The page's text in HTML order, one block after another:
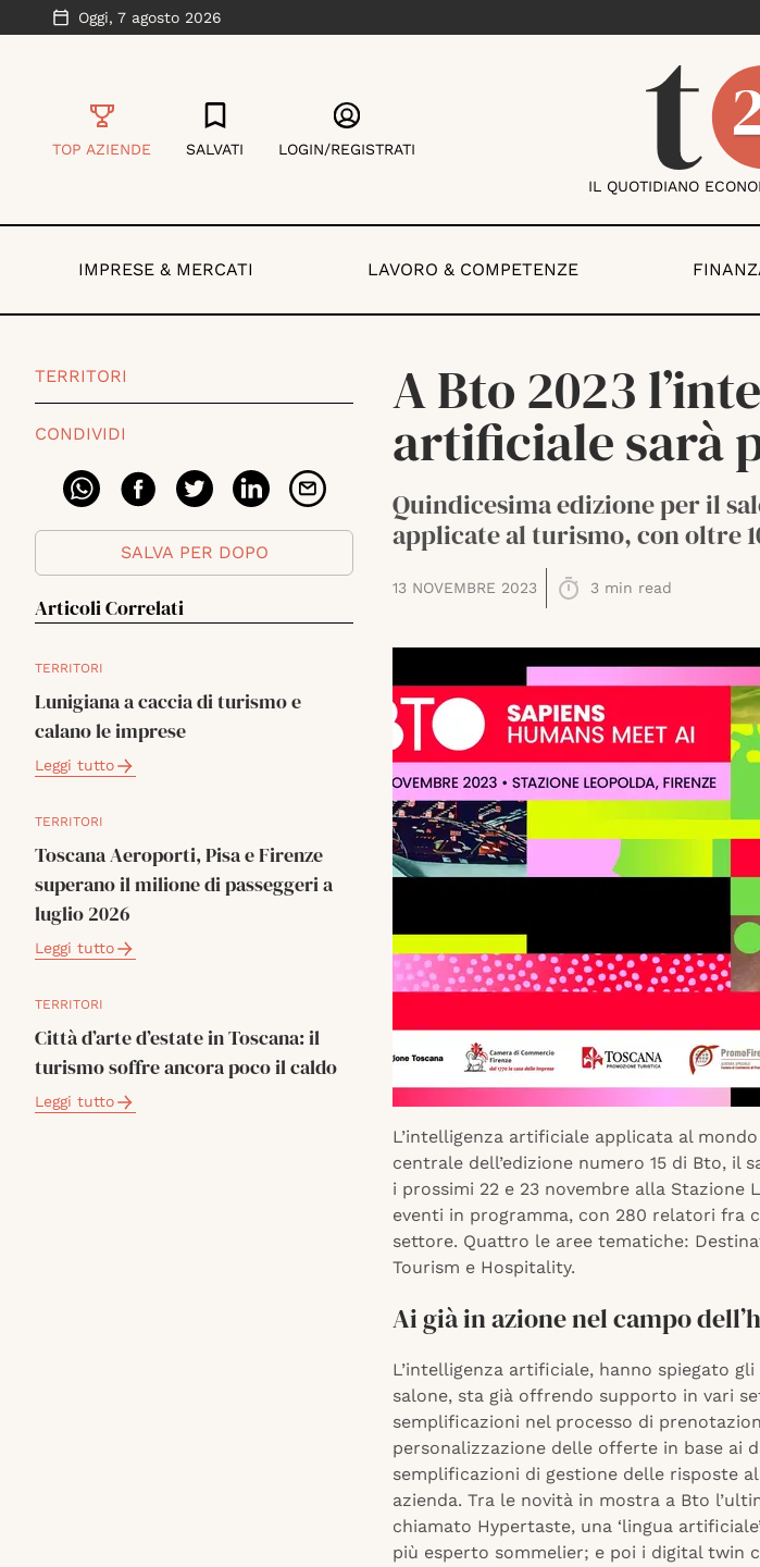
Oggi, 7 agosto 2026
TOP AZIENDE SALVATI LOGIN/REGISTRATI
IL QUOTIDIANO
IMPRESE & MERCATI LAVORO & COMPETENZE
TERRITORI
CONDIVIDI
SALVA PER DOPO
Articoli Correlati
TERRITORI
Lunigiana a caccia di turismo e
calano le imprese
Leggi tutto
TERRITORI
Toscana Aeroporti, Pisa e Firenze
superano il milione di passeggeri a
luglio 2026
Leggi tutto
TERRITORI
Città d’arte d’estate in Toscana: il
turismo soffre ancora poco il caldo
Leggi tutto
A Bto 2023
artificiale sarà
Quindicesima edizione per il
applicate al turismo, con oltre
13 NOVEMBRE 2023 3 min read
L’intelligenza artificiale applicata al
centrale dell’edizione numero 15 di Bto, il
i prossimi 22 e 23 novembre alla Stazione
eventi in programma, con 280 relatori fra
settore. Quattro le aree tematiche:
Tourism e Hospitality.
Ai già in azione nel campo
L’intelligenza artificiale, hanno spiegato
salone, sta già offrendo supporto in vari
semplificazioni nel processo di
personalizzazione delle offerte in base ai
semplificazioni di gestione delle risposte
azienda. Tra le novità in mostra a Bto
chiamato Hypertaste, una ‘lingua
più esperto sommelier; e poi i digital twin